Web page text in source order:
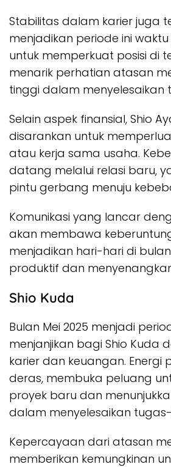
Stabilitas dalam karier juga
menjadikan periode ini
untuk memperkuat posisi di
menarik perhatian atasan
tinggi dalam menyelesaikan
Selain aspek finansial, Shio
disarankan untuk
atau kerja sama usaha.
datang melalui relasi baru,
pintu gerbang menuju
Komunikasi yang lancar
akan membawa
menjadikan hari-hari di bulan
produktif dan
Shio Kuda
Bulan Mei 2025 menjadi
menjanjikan bagi Shio Kuda
karier dan keuangan. Energi
deras, membuka peluang
proyek baru dan
dalam menyelesaikan
Kepercayaan dari atasan
memberikan kemungkinan